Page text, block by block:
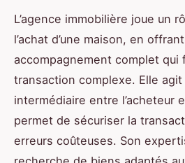
L’agence immobilière joue un
l’achat d’une maison, en
accompagnement complet qui
transaction complexe. Elle agit
intermédiaire entre l’acheteur
permet de sécuriser la
erreurs coûteuses. Son